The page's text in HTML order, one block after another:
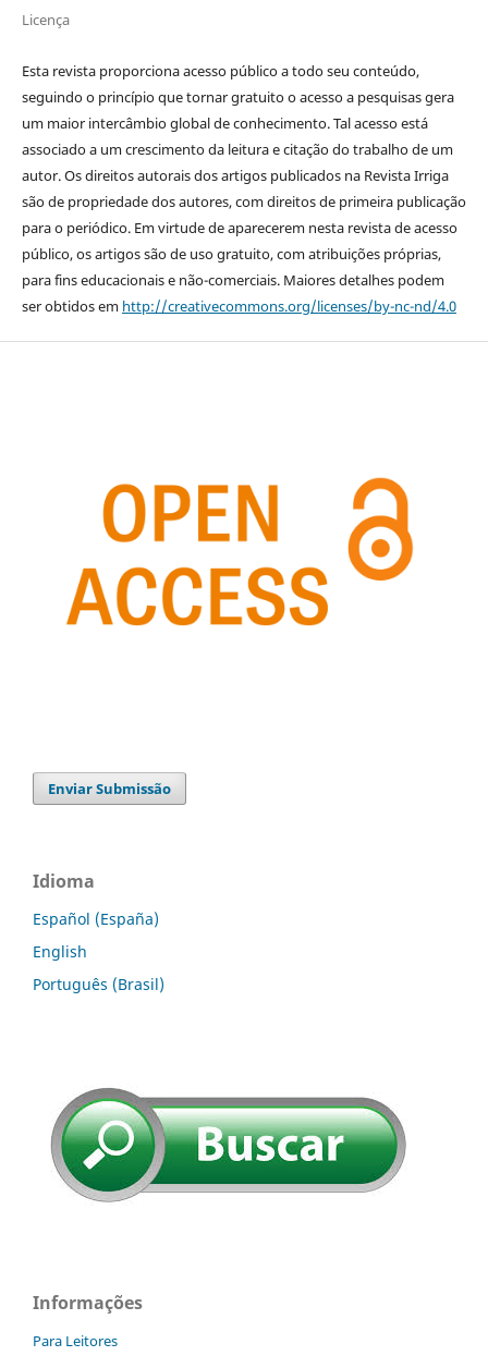
Licença
Esta revista proporciona acesso público a todo seu conteúdo,
seguindo o princípio que tornar gratuito o acesso a pesquisas gera
um maior intercâmbio global de conhecimento. Tal acesso está
associado a um crescimento da leitura e citação do trabalho de um
autor. Os direitos autorais dos artigos publicados na Revista Irriga
são de propriedade dos autores, com direitos de primeira publicação
para o periódico. Em virtude de aparecerem nesta revista de acesso
público, os artigos são de uso gratuito, com atribuições próprias,
para fins educacionais e não-comerciais. Maiores detalhes podem
ser obtidos em http://creativecommons.org/licenses/by-nc-nd/4.0
Enviar Submissão
Idioma
Español (España)
English
Português (Brasil)
Informações
Para Leitores